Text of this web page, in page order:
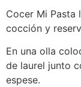
Cocer Mi Pasta
cocción y
En una olla
de laurel junto
espese.